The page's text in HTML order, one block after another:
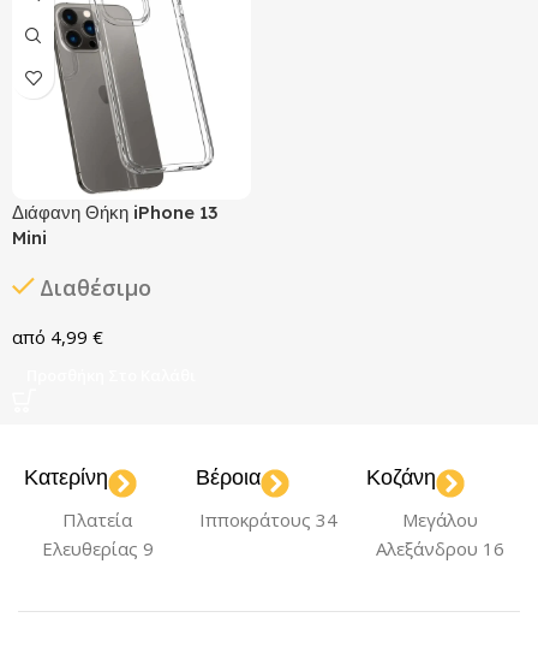
Διάφανη Θήκη iPhone 13
Mini
Διαθέσιμο
4,99 €
Κατερίνη
Πλατεία
Ελευθερίας 9
Βέροια
Ιπποκράτους 34
Κοζάνη
Μεγάλου
Αλεξάνδρου 16